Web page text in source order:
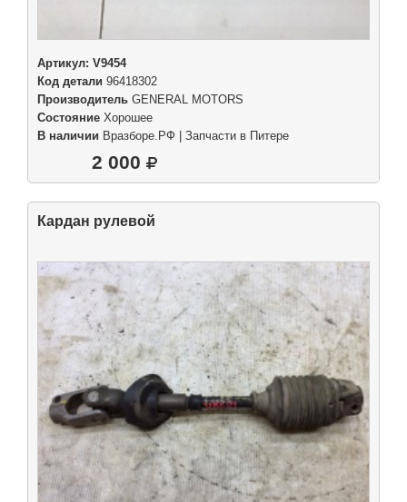
Артикул: V9454
Код детали 96418302
Производитель GENERAL MOTORS
Состояние Хорошее
В наличии Вразборе.РФ | Запчасти в Питере
2 000
Кардан рулевой